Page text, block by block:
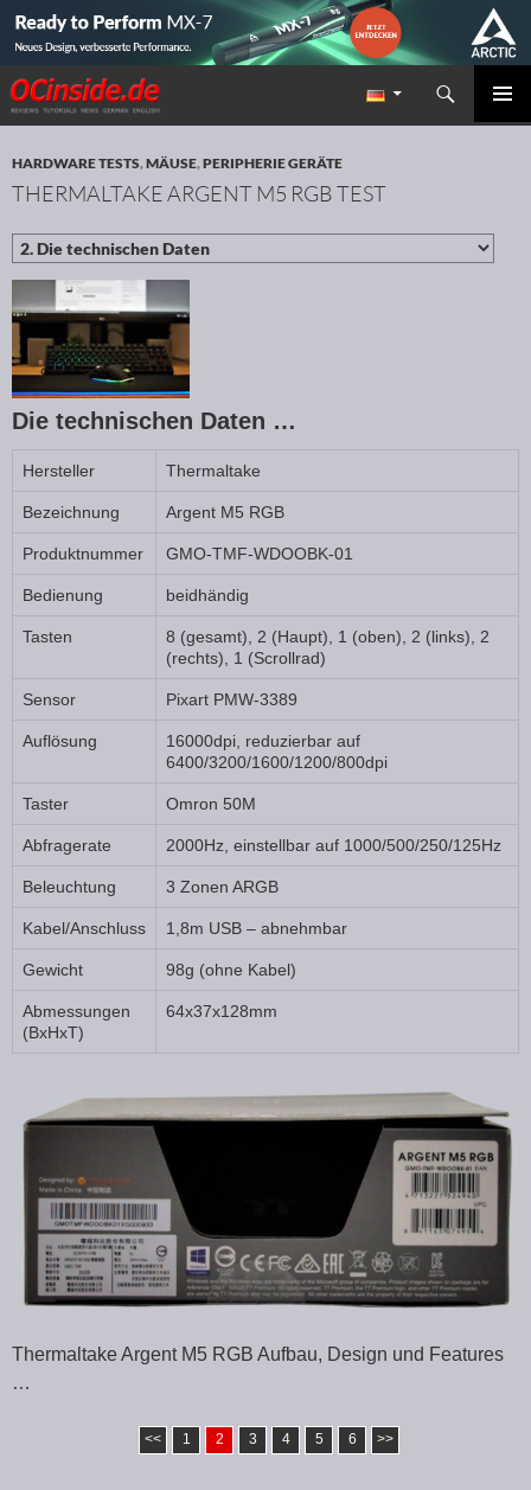
Redaktion ocinside.de PC Hardware Portal
Suchen
ZUM INHALT SPRINGEN
HARDWARE TESTS,MÄUSE,PERIPHERIE GERÄTE
THERMALTAKE ARGENT M5 RGB TEST
Die technischen Daten …
Hersteller Thermaltake
Bezeichnung Argent M5 RGB
Produktnummer GMO-TMF-WDOOBK-01
Bedienung beidhändig
Tasten
8 (gesamt), 2 (Haupt), 1 (oben), 2 (links), 2
(rechts), 1 (Scrollrad)
Sensor Pixart PMW-3389
Auflösung
16000dpi, reduzierbar auf
6400/3200/1600/1200/800dpi
Taster Omron 50M
Abfragerate 2000Hz, einstellbar auf 1000/500/250/125Hz
Beleuchtung 3 Zonen ARGB
Kabel/Anschluss 1,8m USB – abnehmbar
Gewicht 98g (ohne Kabel)
Abmessungen
(BxHxT)
64x37x128mm
Thermaltake Argent M5 RGB Aufbau, Design und Features
…
<< 1 2 3 4 5 6 >>